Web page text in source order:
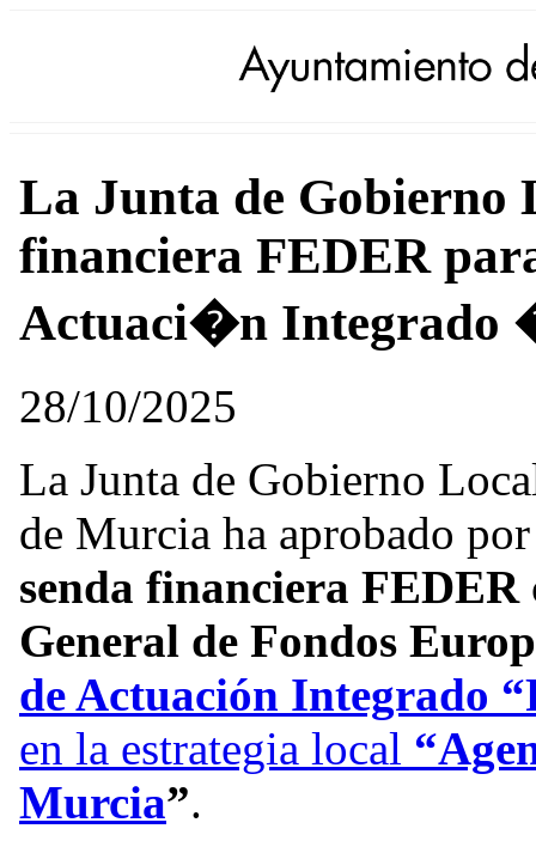
La Junta de Gobierno
financiera FEDER
Actuaci�n Integrado
28/10/2025
La Junta de Gobierno
de Murcia ha aprobado
senda financiera FEDER
General de Fondos
de Actuación Integrado
en la estrategia local
Murcia”.